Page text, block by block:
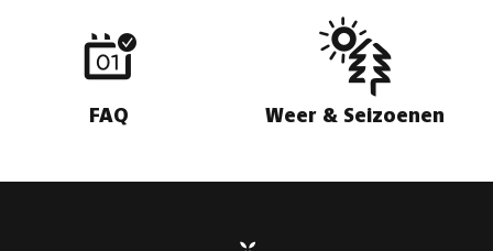
FAQ Weer & Seizoenen